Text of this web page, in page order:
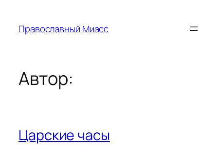
содержимому
Православный Миасс
Автор:
Царские часы